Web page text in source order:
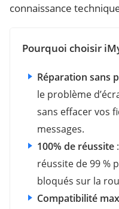
connaissance
Pourquoi choisir
Réparation sans
le problème
sans effacer vos
messages.
100% de réussite
réussite de 99 %
bloqués sur la
Compatibilité